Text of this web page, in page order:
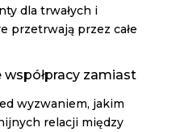
dla trwałych i
przetrwają przez całe
współpracy zamiast
wyzwaniem, jakim
relacji między